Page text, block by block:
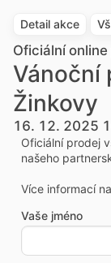
Detail akce
Oficiální
Vánoční
Žinkovy
16. 12. 2025
Oficiální prodej
našeho
Více informací na
Vaše jméno